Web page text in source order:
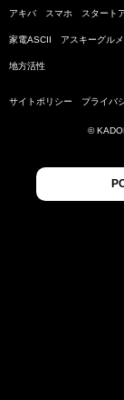
アキバ スマホ スタート
家電ASCII アスキーグルメ
地方活性
サイトポリシー プライバ
©